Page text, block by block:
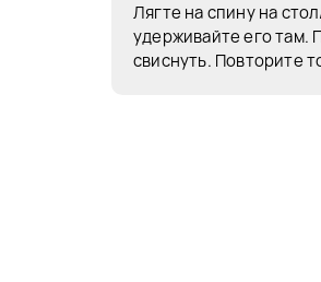
Лягте на спину на
удерживайте его там.
свиснуть. Повторите